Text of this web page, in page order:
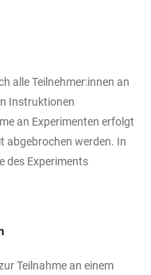
alle Teilnehmer:innen an
Instruktionen
an Experimenten erfolgt
abgebrochen werden. In
des Experiments
Teilnahme an einem